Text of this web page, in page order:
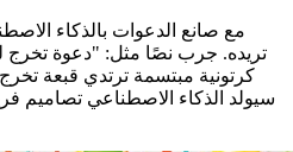
مع صانع الدعوات بالذكاء
تريده. جرب نصًا مثل: "دعوة تخرج
كرتونية مبتسمة ترتدي قبعة
سيولد الذكاء الاصطناعي تصاميم